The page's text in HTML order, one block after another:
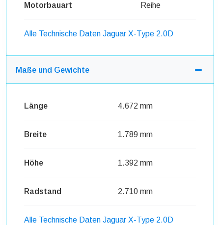
Motorbauart Reihe
Alle Technische Daten Jaguar X-Type 2.0D
Maße und Gewichte
Länge 4.672 mm
Breite 1.789 mm
Höhe 1.392 mm
Radstand 2.710 mm
Alle Technische Daten Jaguar X-Type 2.0D